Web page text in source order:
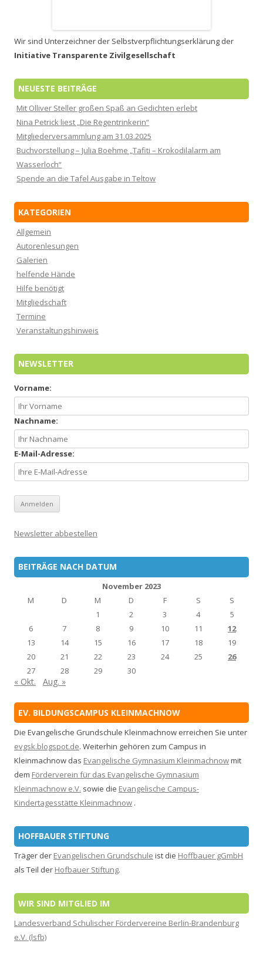
Wir sind Unterzeichner der Selbstverpflichtungserklärung der
Initiative Transparente Zivilgesellschaft
NEUESTE BEITRÄGE
Mit Olliver Steller großen Spaß an Gedichten erlebt
Nina Petrick liest „Die Regentrinkerin“
Mitgliederversammlung am 31.03.2025
Buchvorstellung – Julia Boehme „Tafiti – Krokodilalarm am
Wasserloch“
Spende an die Tafel Ausgabe in Teltow
KATEGORIEN
Allgemein
Autorenlesungen
Galerien
helfende Hände
Hilfe benötigt
Mitgliedschaft
Termine
Veranstaltungshinweis
NEWSLETTER
Vorname:
Nachname:
E-Mail-Adresse:
Newsletter abbestellen
BEITRÄGE NACH DATUM
November 2023
M
D M D F S
S
1
2 3 4
5
6
7 8 9 10 11
12
13
14 15 16 17 18
19
20
21 22 23 24 25
26
27
28 29 30
« Okt. Aug. »
EV. BILDUNGSCAMPUS KLEINMACHNOW
Die Evangelische Grundschule Kleinmachnow erreichen Sie unter
evgsk.blogspot.de. Weiterhin gehören zum Campus in
Kleinmachnow das Evangelische Gymnasium Kleinmachnowmit
dem Förderverein für das Evangelische Gymnasium
Kleinmachnow e.V. sowie die Evangelische Campus-
Kindertagesstätte Kleinmachnow .
HOFFBAUER STIFTUNG
Träger der Evangelischen Grundschule ist die Hoffbauer gGmbH
als Teil der Hofbauer Stiftung.
WIR SIND MITGLIED IM
Landesverband Schulischer Fördervereine Berlin-Brandenburg
e.V. (lsfb)